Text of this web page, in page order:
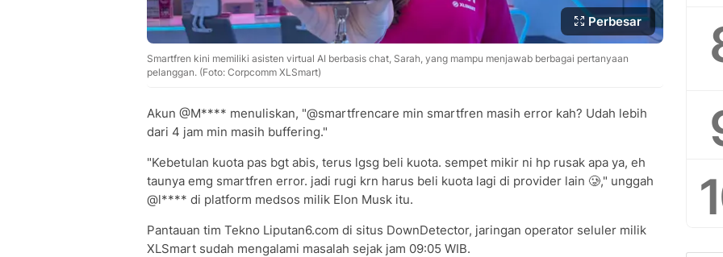
Perbesar
Smartfren kini memiliki asisten virtual AI berbasis chat, Sarah, yang mampu menjawab berbagai pertanyaan
pelanggan. (Foto: Corpcomm XLSmart)
Akun @M**** menuliskan, "@smartfrencare min smartfren masih error kah? Udah lebih
dari 4 jam min masih buffering."
"Kebetulan kuota pas bgt abis, terus lgsg beli kuota. sempet mikir ni hp rusak apa ya, eh
taunya emg smartfren error. jadi rugi krn harus beli kuota lagi di provider lain 🥲," unggah
@l**** di platform medsos milik Elon Musk itu.
Pantauan tim Tekno Liputan6.com di situs DownDetector, jaringan operator seluler milik
XLSmart sudah mengalami masalah sejak jam 09:05 WIB.